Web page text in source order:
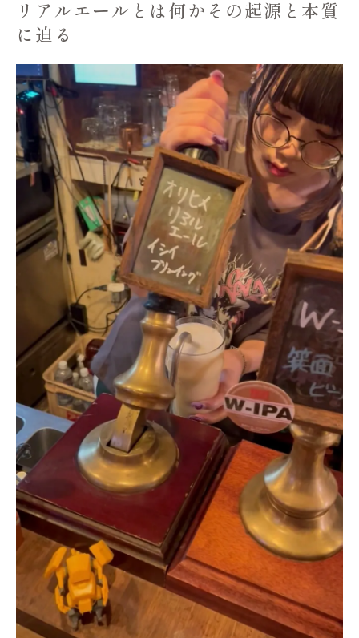
リアルエールの製造過程で体験する特有の風味
天然素材の選定と使用の重要性
熟成による風味の深まり
醸造者の技術と情熱が生み出す味わい
リアルエールの品質管理の徹底
ビール愛好家を魅了する独自のフレーバー
リアルエールと他のビールとの違いその特性を比較
リアルエールとラガーの違い
エールビール全般との比較
発酵プロセスの違い
風味と香りの多様性
アルコール度数と味のバランス
使用する原料の違いとその影響
リアルエールとは何かその起源と本質
に迫る